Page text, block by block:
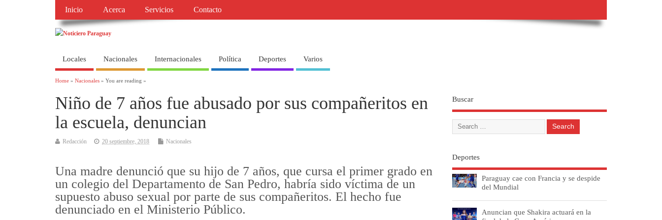
Inicio Acerca Servicios Contacto
Locales Nacionales Internacionales Política Deportes Varios
Home » Nacionales » You are reading »
Niño de 7 años fue abusado por sus compañeritos en
la escuela, denuncian
Redacción 20 septiembre, 2018 Nacionales
Una madre denunció que su hijo de 7 años, que cursa el primer grado en
un colegio del Departamento de San Pedro, habría sido víctima de un
supuesto abuso sexual por parte de sus compañeritos. El hecho fue
denunciado en el Ministerio Público.
Buscar
Deportes
Paraguay cae con Francia y se despide
del Mundial
Anuncian que Shakira actuará en la